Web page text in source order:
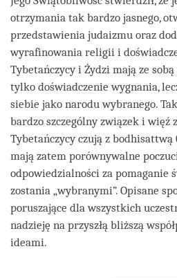
otrzymania tak bardzo jasnego,
przedstawienia judaizmu oraz
wyrafinowania religii i
Tybetańczycy i Żydzi mają ze
tylko doświadczenie wygnania,
siebie jako narodu wybranego.
bardzo szczególny związek i więź
Tybetańczycy czują z bodhisattwą
mają zatem porównywalne
odpowiedzialności za pomaganie
zostania „wybranymi”. Opisane
poruszające dla wszystkich
nadzieję na przyszłą bliższą
ideami.